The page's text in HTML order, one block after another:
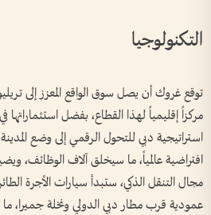
التكنولوجيا
توقع غروك أن يصل سوق الواقع المعزز إلى
مركزاً إقليمياً لهذا القطاع، بفضل
افتراضية عالمياً، ما سيخلق آلاف الوظائف،
مجال التنقل الذكي، ستبدأ سيارات الأجرة
عمودية قرب مطار دبي الدولي ونخلة جميرا،